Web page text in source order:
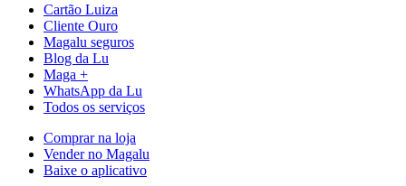
Cartão Luiza
Cliente Ouro
Magalu seguros
Blog da Lu
Maga +
WhatsApp da Lu
Todos os serviços
Comprar na loja
Vender no Magalu
Baixe o aplicativo